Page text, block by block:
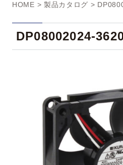
HOME > 製品カタログ >
DP08002024-